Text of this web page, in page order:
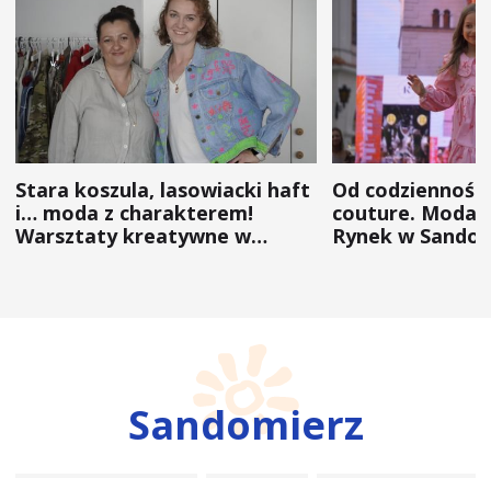
Stara koszula, lasowiacki haft
i… moda z charakterem!
Warsztaty kreatywne w
Od
couture. Moda
Rynek w
Sandomierz